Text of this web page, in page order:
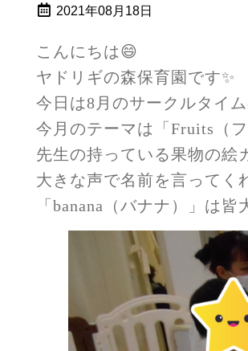
2021年08月18日
こんにちは😄
ヤドリギの森保育園です✨
今日は8月のサークルタイ
今月のテーマは「Fruits（
先生の持っている果物の絵
大きな声で名前を言ってく
「banana（バナナ）」は皆